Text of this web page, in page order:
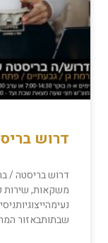
דרוש
דרוש בריסטה /
משקאות, שירות
שבתותבאזור